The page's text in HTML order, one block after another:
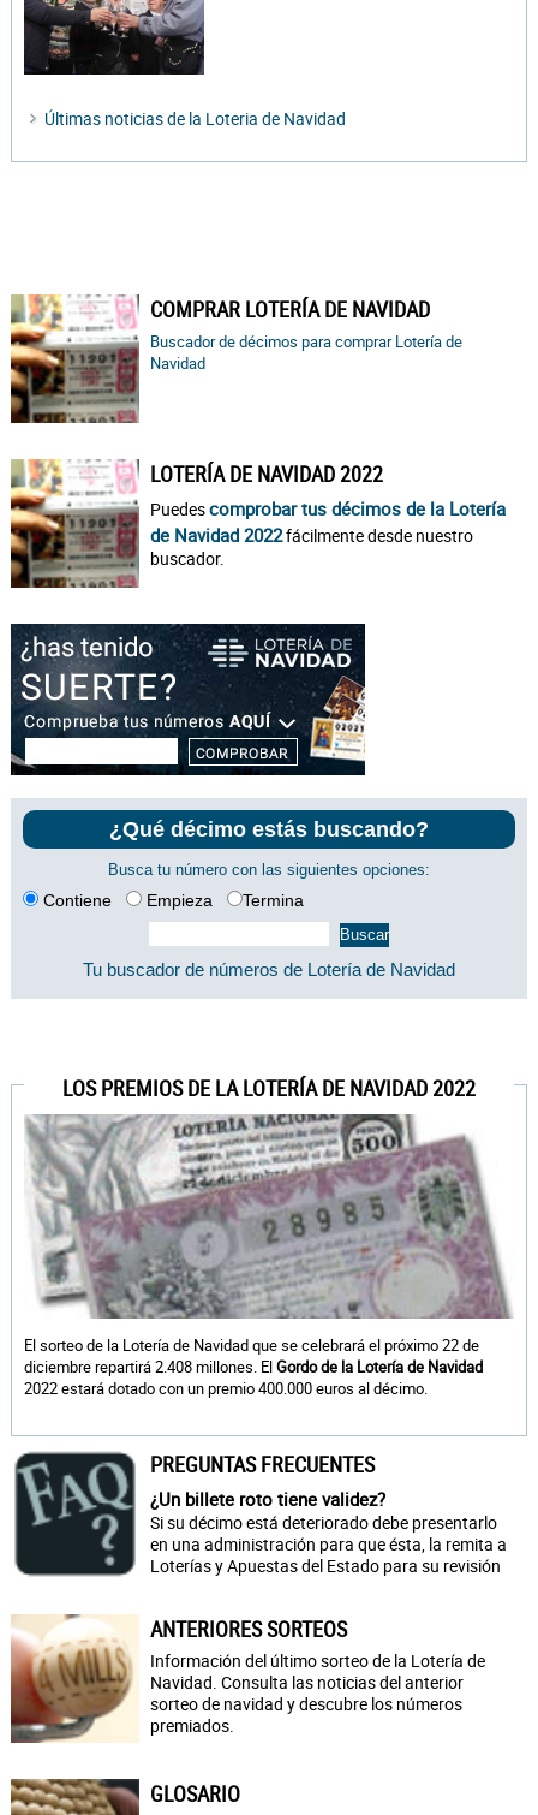
Últimas noticias de la Loteria de Navidad
COMPRAR LOTERÍA DE NAVIDAD
Buscador de décimos para comprar Lotería de
Navidad
LOTERÍA DE NAVIDAD 2022
Puedescomprobar tus décimos de la Lotería
de Navidad 2022fácilmente desde nuestro
buscador.
¿Qué décimo estás buscando?
Busca tu número con las siguientes opciones:
Contiene Empieza Termina
Tu buscador de números de Lotería de Navidad
LOS PREMIOS DE LA LOTERÍA DE NAVIDAD 2022
El sorteo de la Lotería de Navidad que se celebrará el próximo 22 de
diciembre repartirá 2.408 millones. ElGordo de la Lotería de Navidad
2022 estará dotado con un premio 400.000 euros al décimo.
PREGUNTAS FRECUENTES
¿Un billete roto tiene validez?
Si su décimo está deteriorado debe presentarlo
en una administración para que ésta, la remita a
Loterías y Apuestas del Estado para su revisión
ANTERIORES SORTEOS
Información del último sorteo de la Lotería de
Navidad. Consulta las noticias del anterior
sorteo de navidad y descubre los números
premiados.
GLOSARIO